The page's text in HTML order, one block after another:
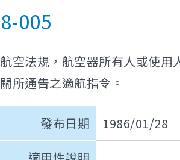
005
空法規，航空器所有人或使
所通告之適航指令。
發布日期
1986/01/28